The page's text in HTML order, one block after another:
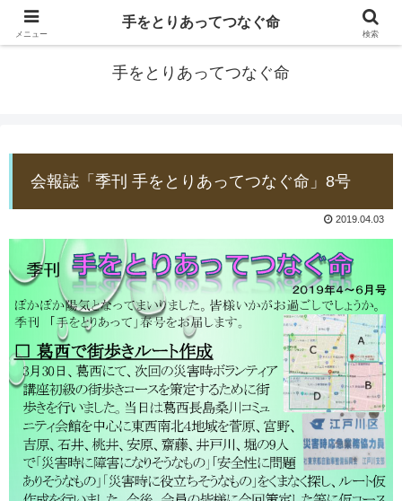
防災士EDOGAWA
手をとりあってつなぐ命
会報誌「季刊 手をとりあってつなぐ命」8号
2019.04.03
メニュー
手をとりあってつなぐ命
検索